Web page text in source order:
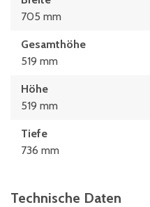
705 mm
Gesamthöhe
519 mm
Höhe
519 mm
Tiefe
736 mm
Technische Daten